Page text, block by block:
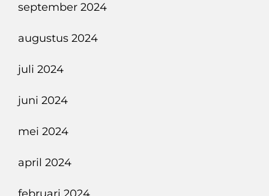
september 2024
augustus 2024
juli 2024
juni 2024
mei 2024
april 2024